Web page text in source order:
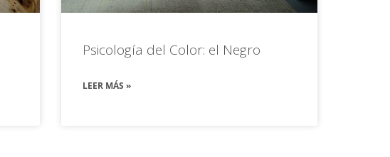
Psicología del Color: el Negro
LEER MÁS »